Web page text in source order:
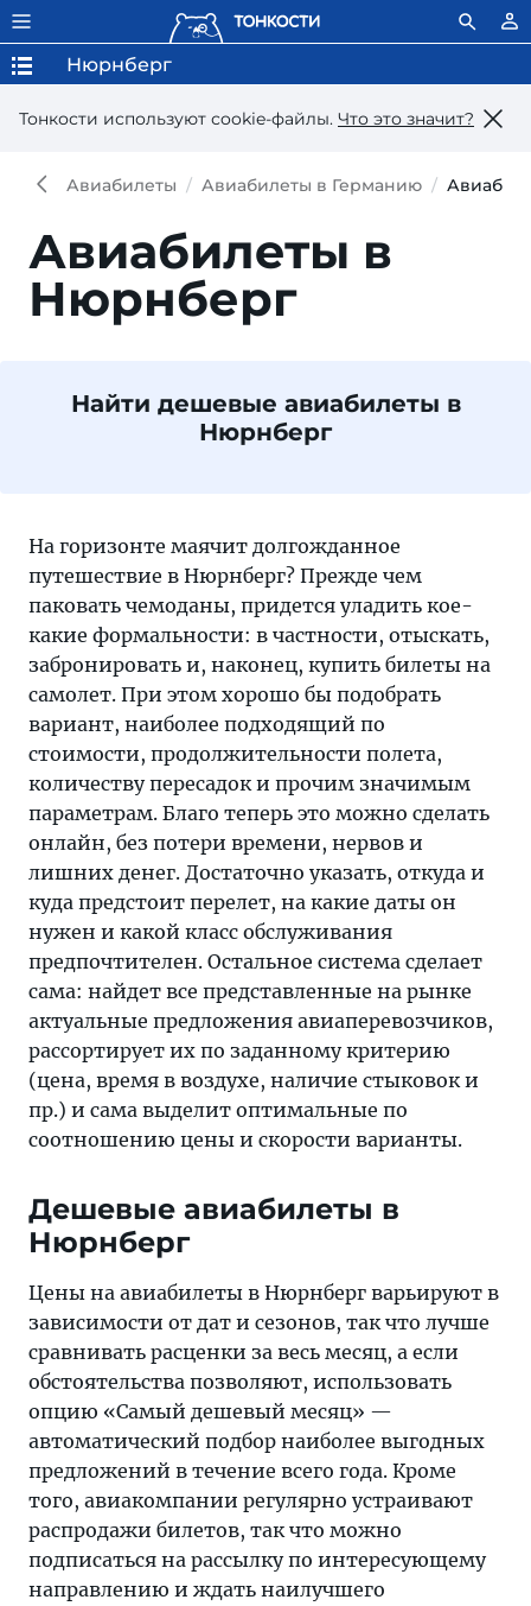
Тонкости используют сookie-файлы. Что это значит?
Нюрнберг
Авиабилеты Авиабилеты в Германию
Авиабилеты в
Нюрнберг
Найти дешевые авиабилеты в
Нюрнберг
На горизонте маячит долгожданное
путешествие в Нюрнберг? Прежде чем
паковать чемоданы, придется уладить кое-
какие формальности: в частности, отыскать,
забронировать и, наконец, купить билеты на
самолет. При этом хорошо бы подобрать
вариант, наиболее подходящий по
стоимости, продолжительности полета,
количеству пересадок и прочим значимым
параметрам. Благо теперь это можно сделать
онлайн, без потери времени, нервов и
лишних денег. Достаточно указать, откуда и
куда предстоит перелет, на какие даты он
нужен и какой класс обслуживания
предпочтителен. Остальное система сделает
сама: найдет все представленные на рынке
актуальные предложения авиаперевозчиков,
рассортирует их по заданному критерию
(цена, время в воздухе, наличие стыковок и
пр.) и сама выделит оптимальные по
соотношению цены и скорости варианты.
Дешевые авиабилеты в
Нюрнберг
Цены на авиабилеты в Нюрнберг варьируют в
зависимости от дат и сезонов, так что лучше
сравнивать расценки за весь месяц, а если
обстоятельства позволяют, использовать
опцию «Самый дешевый месяц» —
автоматический подбор наиболее выгодных
предложений в течение всего года. Кроме
того, авиакомпании регулярно устраивают
распродажи билетов, так что можно
подписаться на рассылку по интересующему
направлению и ждать наилучшего